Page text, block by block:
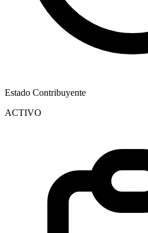
Estado Contribuyente
ACTIVO